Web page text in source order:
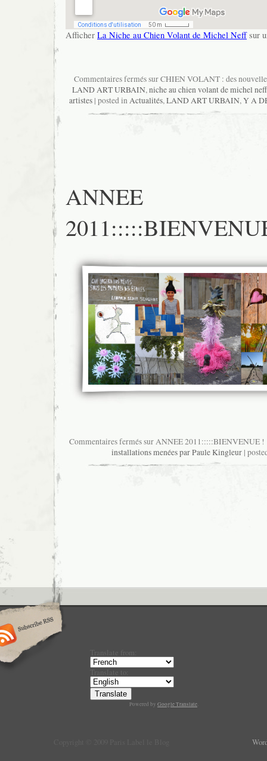
Afficher La Niche au Chien Volant de Michel Neffsur
Commentaires ferméssur CHIEN VOLANT : des
LAND ART URBAIN,niche au chien volant de michel neff
artistes | posted inActualités,LAND ART URBAIN,Y A
ANNEE
Commentaires ferméssur ANNEE 2011:::::BIENVENUE !
installations menées par Paule Kingleur|
Translate from:
Translate to:
Powered by Google Translate.